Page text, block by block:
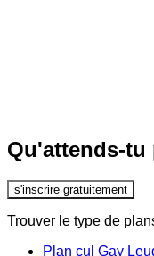
Qu'attends-
s'inscrire gratuitement
Trouver le type de
Plan cul Gay